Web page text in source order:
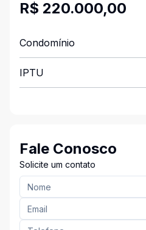
R$ 220.000,00
Condomínio
IPTU
Fale Conosco
Solicite um contato